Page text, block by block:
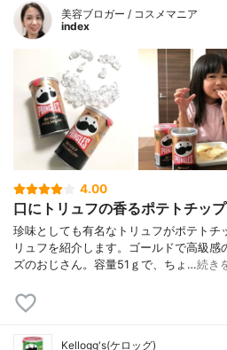
美容ブロガー / コスメマニア
index
4.00
口にトリュフの香るポテトチッ
珍味としても有名なトリュフがポテトチ
リュフを紹介します。ゴールドで高級
ズのおじさん。容量51ｇで、ちょ…続き
Kellogg's(ケロッグ)